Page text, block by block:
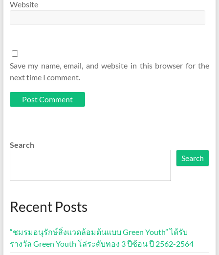
Website
Save my name, email, and website in this browser for the
next time I comment.
Search
Search
Recent Posts
“ชมรมอนุรักษ์สิ่งแวดล้อมต้นแบบ Green Youth” ได้รับ
รางวัล Green Youth โล่ระดับทอง 3 ปีซ้อน ปี 2562-2564